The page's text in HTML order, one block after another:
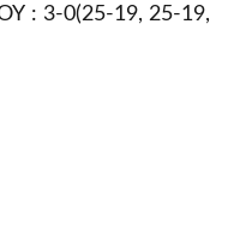
: 3-0(25-19, 25-19,